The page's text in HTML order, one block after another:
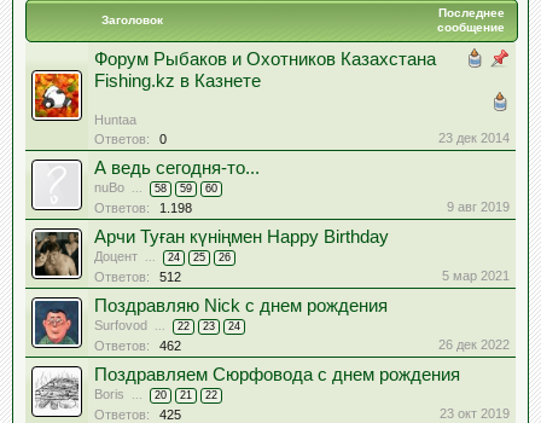
Заголовок
Последнее
сообщение
Форум Рыбаков и Охотников Казахстана
Fishing.kz в Казнете
Huntaa
Ответов:
0 23 дек 2014
А ведь сегодня-то...
nuBo ... 58 59 60
Ответов: 1.198 9 авг 2019
Арчи Туған күніңмен Happy Birthday
Доцент ... 24 25 26
Ответов: 512 5 мар 2021
Поздравляю Nick с днем рождения
Surfovod ... 22 23 24
Ответов: 462 26 дек 2022
Поздравляем Сюрфовода с днем рождения
Boris ... 20 21 22
Ответов: 425 23 окт 2019